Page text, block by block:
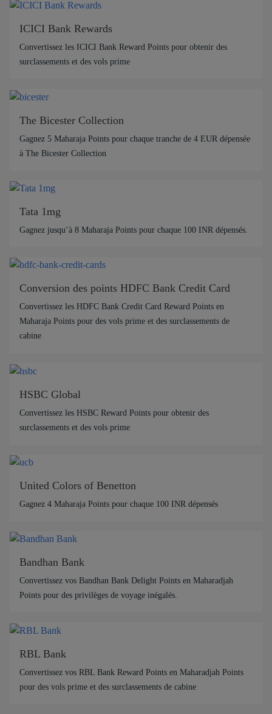
ICICI Bank Rewards
Convertissez les ICICI Bank Reward Points pour obtenir des
surclassements et des vols prime
The Bicester Collection
Gagnez 5 Maharaja Points pour chaque tranche de 4 EUR dépensée
à The Bicester Collection
Tata 1mg
Gagnez jusqu’à 8 Maharaja Points pour chaque 100 INR dépensés.
Conversion des points HDFC Bank Credit Card
Convertissez les HDFC Bank Credit Card Reward Points en
Maharaja Points pour des vols prime et des surclassements de
cabine
HSBC Global
Convertissez les HSBC Reward Points pour obtenir des
surclassements et des vols prime
United Colors of Benetton
Gagnez 4 Maharaja Points pour chaque 100 INR dépensés
Bandhan Bank
Convertissez vos Bandhan Bank Delight Points en Maharadjah
Points pour des privilèges de voyage inégalés.
RBL Bank
Convertissez vos RBL Bank Reward Points en Maharadjah Points
pour des vols prime et des surclassements de cabine